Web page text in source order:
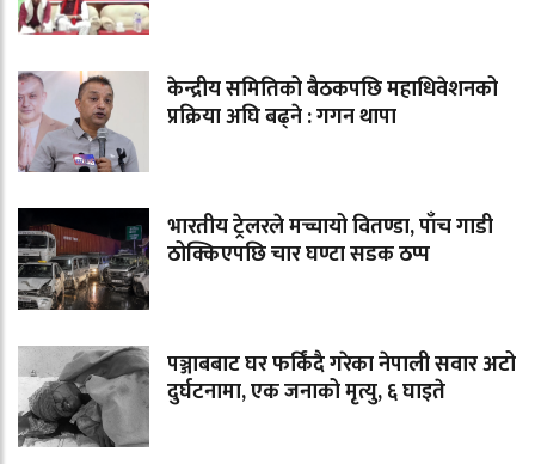
केन्द्रीय समितिको बैठकपछि महाधिवेशनको
प्रक्रिया अघि बढ्ने : गगन थापा
भारतीय ट्रेलरले मच्चायो वितण्डा, पाँच गाडी
ठोक्किएपछि चार घण्टा सडक ठप्प
पञ्जाबबाट घर फर्किंदै गरेका नेपाली सवार अटो
दुर्घटनामा, एक जनाको मृत्यु, ६ घाइते